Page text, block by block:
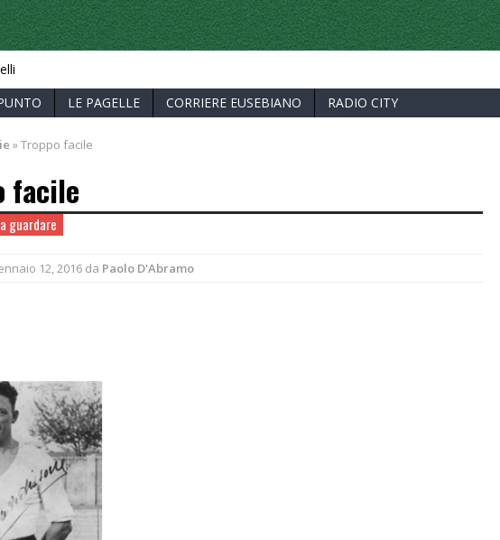
VERCELLI
LE PAGELLE CORRIERE EUSEBIANO RADIO CITY
»Troppo facile
facile
guardare
12, 2016 da Paolo D'Abramo